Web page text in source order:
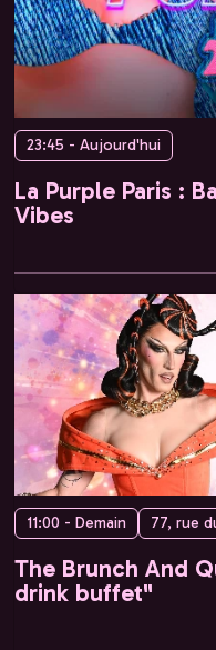
23:45 - Aujourd'hui
La Purple Paris :
Vibes
11:00 - Demain
The Brunch And
drink buffet"